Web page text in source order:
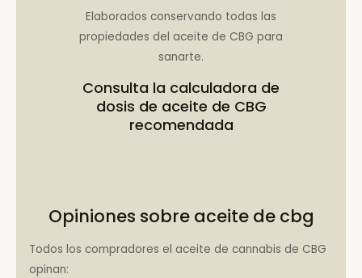
Elaborados conservando todas las
propiedades del aceite de CBG para
sanarte.
Consulta la calculadora de
dosis de aceite de CBG
recomendada
Opiniones sobre aceite de cbg
Todos los compradores el aceite de cannabis de CBG
opinan: